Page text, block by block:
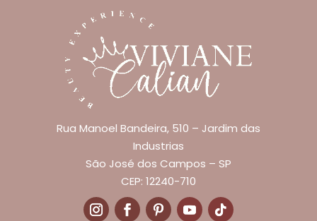
Rua Manoel Bandeira, 510 – Jardim das
Industrias
São José dos Campos – SP
CEP: 12240-710